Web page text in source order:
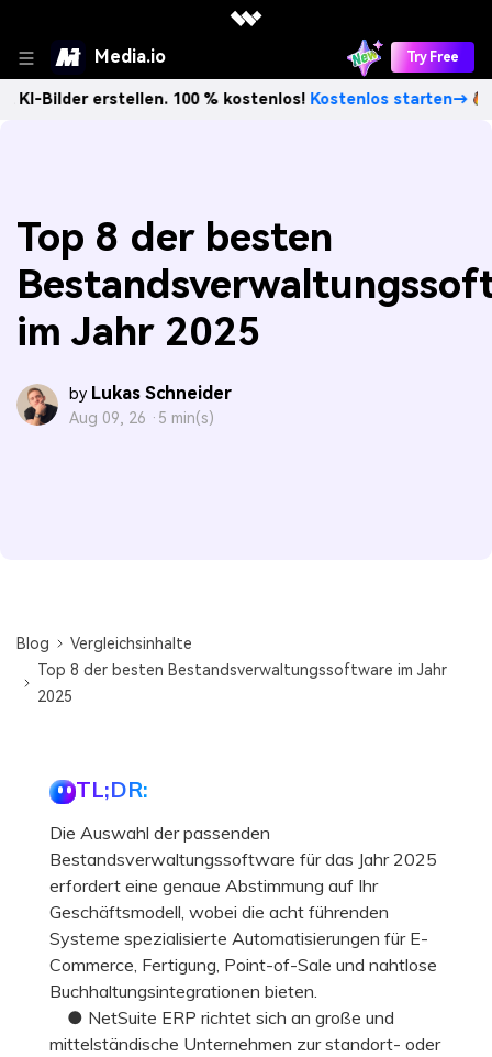
Media.io Try Free
erstellen. 100 % kostenlos!Kostenlos starten→
Top 8 der besten
im Jahr 2025
by Lukas Schneider
Aug 09, 26 · 5 min(s)
Blog
Vergleichsinhalte
Top 8 der besten Bestandsverwaltungssoftware im Jahr
2025
TL;DR:
Die Auswahl der passenden
Bestandsverwaltungssoftware für das Jahr 2025
erfordert eine genaue Abstimmung auf Ihr
Geschäftsmodell, wobei die acht führenden
Systeme spezialisierte Automatisierungen für E-
Commerce, Fertigung, Point-of-Sale und nahtlose
Buchhaltungsintegrationen bieten.
● NetSuite ERP richtet sich an große und
mittelständische Unternehmen zur standort- oder